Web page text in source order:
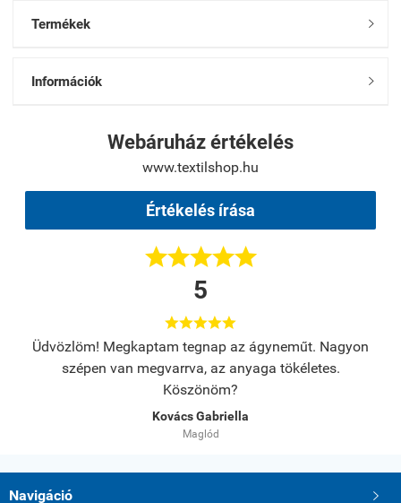
Termékek 
Információk 
Webáruház értékelés
www.textilshop.hu
Értékelés írása

5

Üdvözlöm! Megkaptam tegnap az ágyneműt. Nagyon
szépen van megvarrva, az anyaga tökéletes.
Köszönöm?
Kovács Gabriella
Maglód
Navigáció 